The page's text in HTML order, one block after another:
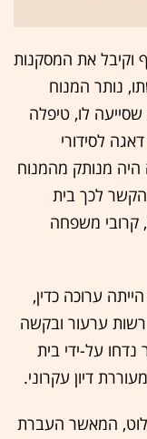
וקיבל את המסקנות
נותר המנוח
לו, טיפלה
לסידורי
היה מנותק מהמנוח
בהקשר לכך בית
קרובי משפחה
ערוכה כדין,
ערעור ובקשה
על-ידי בית
דיון עקרוני.
המאשר העברת